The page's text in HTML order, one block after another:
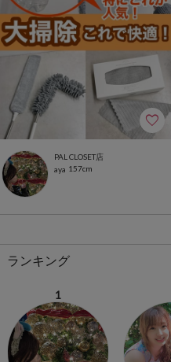
PAL CLOSET店
aya 157cm
ランキング
1